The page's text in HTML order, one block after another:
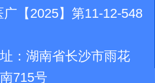
广【2025】第11-12-548
：湖南省长沙市雨花
715号